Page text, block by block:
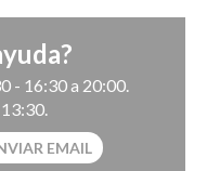
- 16:30 a 20:00.
EMAIL